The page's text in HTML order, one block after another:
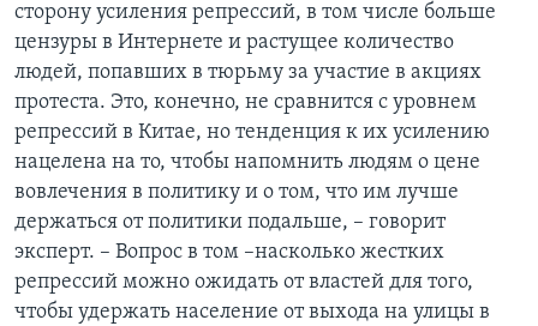
сторону усиления репрессий, в том числе больше
цензуры в Интернете и растущее количество
людей, попавших в тюрьму за участие в акциях
протеста. Это, конечно, не сравнится с уровнем
репрессий в Китае, но тенденция к их усилению
нацелена на то, чтобы напомнить людям о цене
вовлечения в политику и о том, что им лучше
держаться от политики подальше, – говорит
эксперт. – Вопрос в том –насколько жестких
репрессий можно ожидать от властей для того,
чтобы удержать население от выхода на улицы в